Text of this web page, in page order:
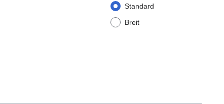
Standard
Breit